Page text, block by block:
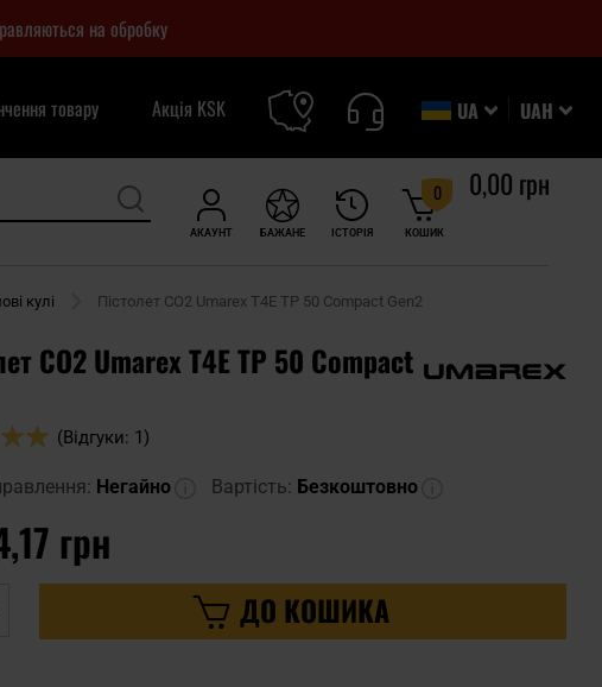
на обробку
UAH
UA
товару Акція KSK
АКАУНТ ІСТОРІЯ
БАЖАНЕ КОШИК
0 0,00 грн
кулі Пістолет CO2 Umarex T4E TP 50 Compact Gen2
CO2 Umarex T4E TP 50 Compact
(Відгуки: 1)
Негайно Вартість: Безкоштовно
грн
ДО КОШИКА